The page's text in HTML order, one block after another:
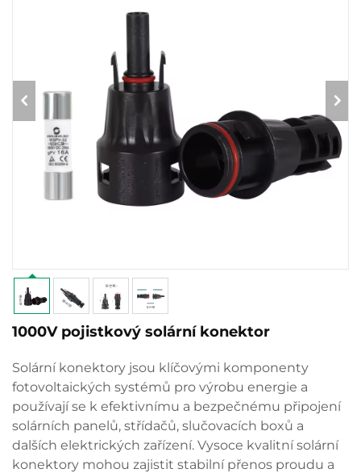
1000V pojistkový solární konektor
Solární konektory jsou klíčovými komponenty
fotovoltaických systémů pro výrobu energie a
používají se k efektivnímu a bezpečnému připojení
solárních panelů, střídačů, slučovacích boxů a
dalších elektrických zařízení. Vysoce kvalitní solární
konektory mohou zajistit stabilní přenos proudu a